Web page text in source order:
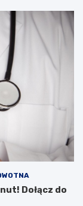
Dołącz do